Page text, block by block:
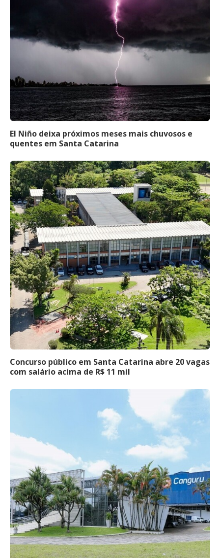
El Niño deixa próximos meses mais chuvosos e
quentes em Santa Catarina
Concurso público em Santa Catarina abre 20 vagas
com salário acima de R$ 11 mil